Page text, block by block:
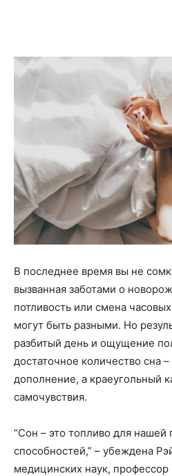
В последнее время вы не
вызванная заботами о
потливость или смена
могут быть разными. Но
разбитый день и ощущение
достаточное количество сна
дополнение, а краеугольный
самочувствия.
“Сон – это топливо для нашей
способностей,” – убеждена
медицинских наук, профессор